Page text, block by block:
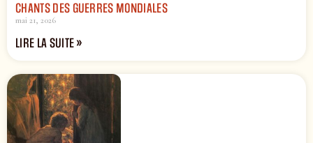
CHANTS DES GUERRES MONDIALES
mai 21, 2026
LIRE LA SUITE »